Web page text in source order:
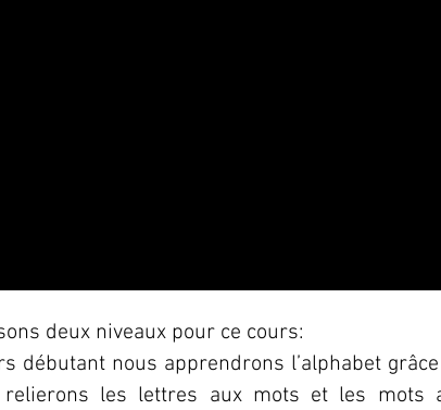
deux niveaux pour ce cours:
débutant nous apprendrons l’alphabet
relierons les lettres aux mots et les mots